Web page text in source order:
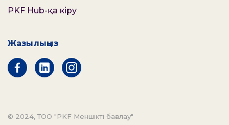
PKF Hub-қа кіру
Жазылыңыз
© 2024, ТОО "PKF Меншікті бағалау"